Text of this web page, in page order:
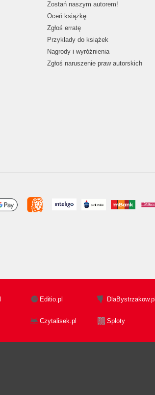
Zostań naszym autorem!
Oceń książkę
Zgłoś erratę
Przykłady do książek
Nagrody i wyróżnienia
Zgłoś naruszenie praw autorskich
Editio.pl DlaBystrzakow.pl
Czytalisek.pl Sploty